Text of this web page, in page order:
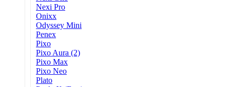
Nexi Pro
Onixx
Odyssey Mini
Penex
Pixo
Pixo Aura (2)
Pixo Max
Pixo Neo
Plato